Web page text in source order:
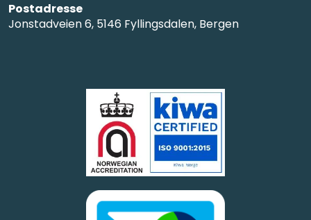
Postadresse
Jonstadveien 6, 5146 Fyllingsdalen, Bergen